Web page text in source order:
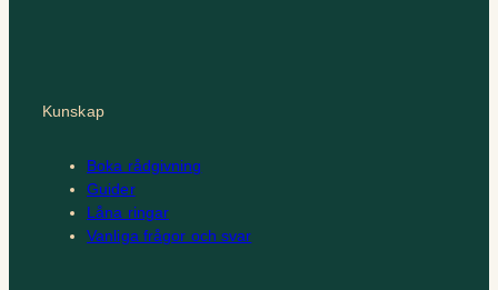
Kunskap
Boka rådgivning
Guider
Låna ringar
Vanliga frågor och svar